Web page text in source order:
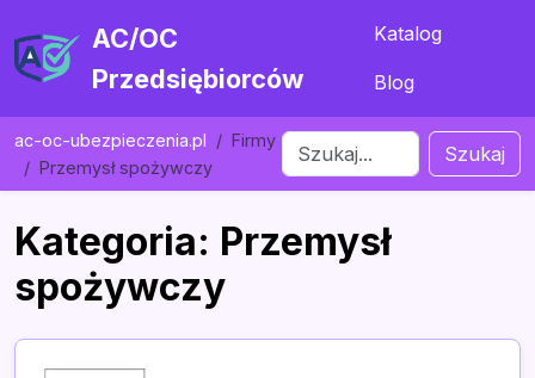
AC/OC
Przedsiębiorców
Katalog
Blog
ac-oc-ubezpieczenia.pl
Firmy
Przemysł spożywczy
Szukaj
Kategoria: Przemysł
spożywczy